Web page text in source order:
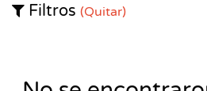
Filtros (Quitar)